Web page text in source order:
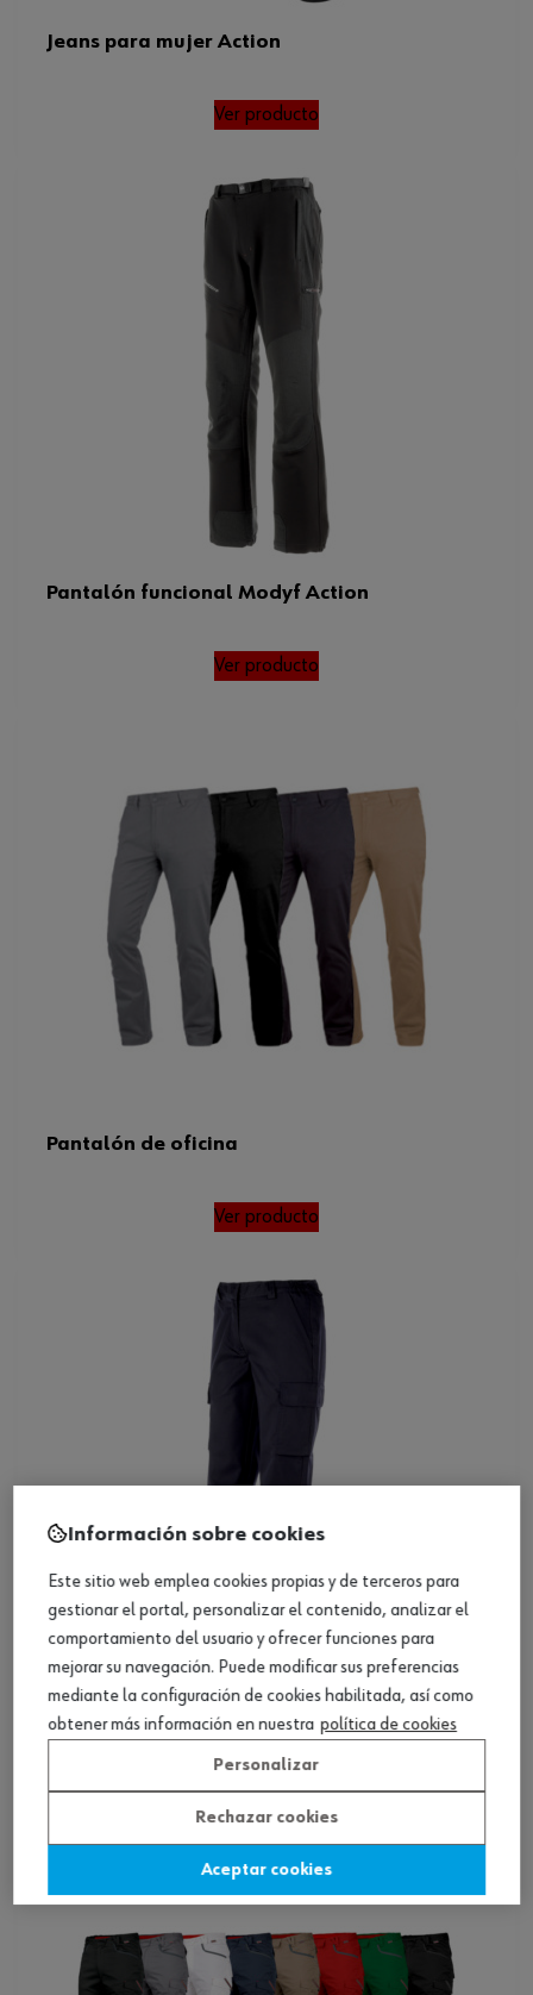
Jeans para mujer Action
Ver producto
Pantalón funcional Modyf Action
Ver producto
Pantalón de oficina
Ver producto
Pantalón Classic Mujer
Ver producto
Información sobre cookies
Este sitio web emplea cookies propias y de terceros para
gestionar el portal, personalizar el contenido, analizar el
comportamiento del usuario y ofrecer funciones para
mejorar su navegación. Puede modificar sus preferencias
mediante la configuración de cookies habilitada, así como
obtener más información en nuestra política de cookies
Personalizar
Rechazar cookies
Aceptar cookies